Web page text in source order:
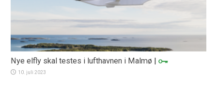
Nye elfly skal testes i lufthavnen i Malmø |
10. juli 2023